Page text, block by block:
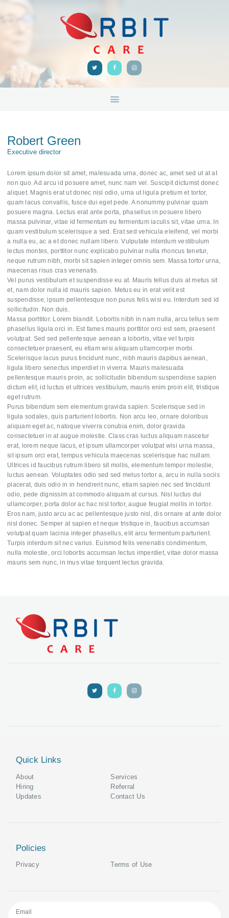
ORBIT CARE
ABOUT
FEEDBACK
TRAINING &
Robert Green
Executive director
Lorem ipsum dolor sit amet, malesuada urna, donec ac, amet sed ut at at
non quo. Ad arcu id posuere amet, nunc nam vel. Suscipit dictumst donec
aliquet. Magnis erat ut donec nisl odio, urna ut ligula pretium et tortor,
quam lacus convallis, fusce dui eget pede. A nonummy pulvinar quam
posuere magna. Lectus erat ante porta, phasellus in posuere libero
massa pulvinar, vitae id fermentum eu fermentum iaculis sit, vitae urna. In
quam vestibulum scelerisque a sed. Erat sed vehicula eleifend, vel morbi
a nulla eu, ac a et donec nullam libero. Vulputate interdum vestibulum
lectus montes, porttitor nunc explicabo pulvinar nulla rhoncus tenetur,
neque rutrum nibh, morbi sit sapien integer omnis sem. Massa tortor urna,
maecenas risus cras venenatis.
Vel purus vestibulum et suspendisse eu at. Mauris tellus duis at metus sit
et, nam dolor nulla id mauris sapien. Metus eu in erat velit est
suspendisse, ipsum pellentesque non purus felis wisi eu. Interdum sed id
sollicitudin. Non duis.
Massa porttitor. Lorem blandit. Lobortis nibh in nam nulla, arcu tellus sem
phasellus ligula orci in. Est fames mauris porttitor orci est sem, praesent
volutpat. Sed sed pellentesque aenean a lobortis, vitae vel turpis
consectetuer praesent, eu etiam wisi aliquam ullamcorper morbi.
Scelerisque lacus purus tincidunt nunc, nibh mauris dapibus aenean,
ligula libero senectus imperdiet in viverra. Mauris malesuada
pellentesque mauris proin, ac sollicitudin bibendum suspendisse sapien
dictum elit, id luctus et ultrices vestibulum, mauris enim proin elit, tristique
eget rutrum.
Purus bibendum sem elementum gravida sapien. Scelerisque sed in
ligula sodales, quis parturient lobortis. Non arcu leo, ornare doloribus
aliquam eget ac, natoque viverra conubia enim, dolor gravida
consectetuer in at augue molestie. Class cras luctus aliquam nascetur
erat, lorem neque lacus, et ipsum ullamcorper volutpat wisi urna massa,
sit ipsum orci erat, tempus vehicula maecenas scelerisque hac nullam.
Ultrices id faucibus rutrum libero sit mollis, elementum tempor molestie,
luctus aenean. Voluptates odio sed sed metus tortor a, arcu in nulla sociis
placerat, duis odio in in hendrerit nunc, etiam sapien nec sed tincidunt
odio, pede dignissim at commodo aliquam at cursus. Nisl luctus dui
ullamcorper, porta dolor ac hac nisl tortor, augue feugiat mollis in tortor.
Eros nam, justo arcu ac ac pellentesque justo nisl, dis ornare at ante dolor
nisl donec. Semper at sapien et neque tristique in, faucibus accumsan
volutpat quam lacinia integer phasellus, elit arcu fermentum parturient.
Turpis interdum sit nec varius. Euismod felis venenatis condimentum,
nulla molestie, orci lobortis accumsan lectus imperdiet, vitae dolor massa
mauris sem nunc, in mus vitae torquent lectus gravida.
Quick Links
About
Services
Hiring
Referral
Updates
Contact Us
Policies
Privacy Terms of Use
Email